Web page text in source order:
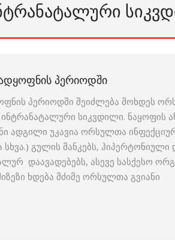
ᲞᲔᲠᲘᲝᲓᲨᲘ
პერიოდში შეიძლება მოხდეს
ინტრანატალური სიკვდილი. ნაყოფის
ადგილი უკავია ორსულთა
გულის მანკებს, ჰიპერტონიული
დაავადებებს, ასევე სასქესო
ხდება მძიმე ორსულთა გვიანი